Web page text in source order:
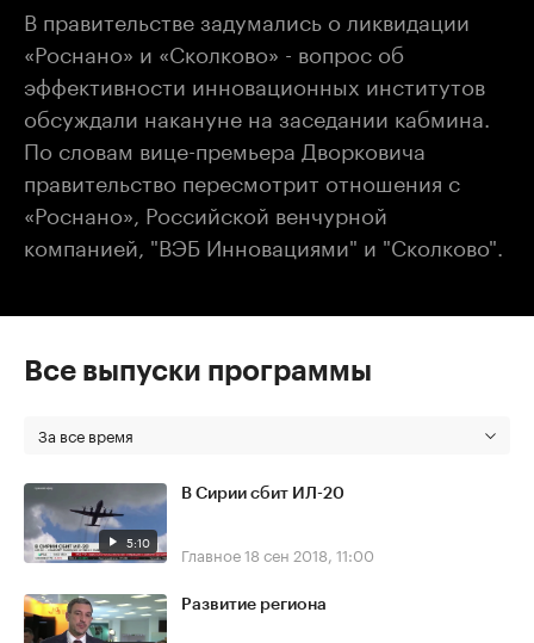
В правительстве задумались о ликвидации
«Роснано» и «Сколково» - вопрос об
эффективности инновационных институтов
обсуждали накануне на заседании кабмина.
По словам вице-премьера Дворковича
правительство пересмотрит отношения с
«Роснано», Российской венчурной
компанией, "ВЭБ Инновациями" и "Сколково".
Все выпуски программы
За все время
5:10
В Сирии сбит ИЛ-20
Главное18 сен 2018, 11:00
Развитие региона